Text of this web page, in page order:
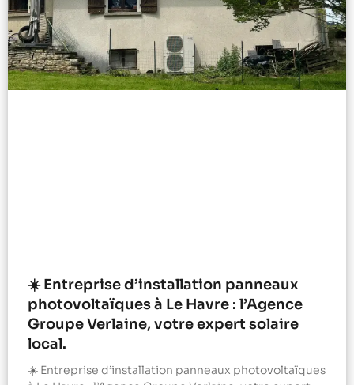
☀️ Entreprise d’installation panneaux
photovoltaïques à Le Havre : l’Agence
Groupe Verlaine, votre expert solaire
local.
☀️ Entreprise d’installation panneaux photovoltaïques